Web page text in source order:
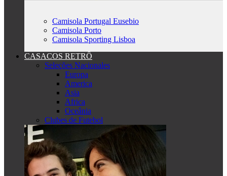
Camisola Portugal Eusebio
Camisola Porto
Camisola Sporting Lisboa
CASACOS RETRÔ
Seleções Nacionales
Europa
America
Asia
Africa
Oceânia
Clubes de Futebol